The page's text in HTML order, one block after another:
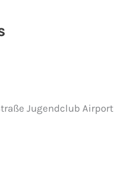
Jugendclub Airport